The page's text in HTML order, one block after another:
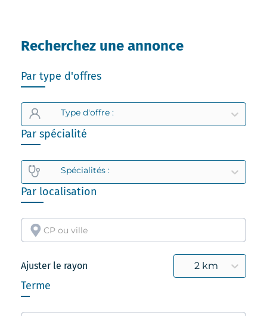
Recherchez une annonce
Par type d'offres
Type d'offre :
Par spécialité
Spécialités :
Par localisation
Ajuster le rayon 2 km
Terme